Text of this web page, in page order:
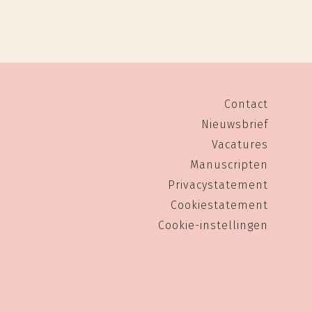
Contact
Nieuwsbrief
Vacatures
Manuscripten
Privacystatement
Cookiestatement
Cookie-instellingen